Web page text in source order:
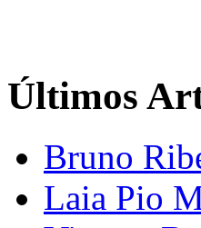
Últimos
Bruno
Laia Pio